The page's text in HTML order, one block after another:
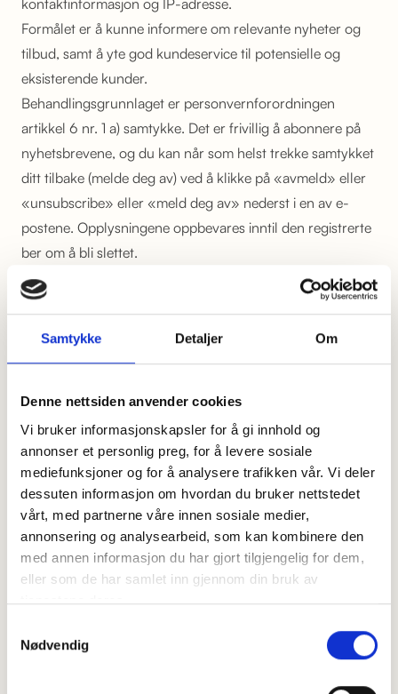
Samtykke Detaljer Om
Denne nettsiden anvender cookies
Vi bruker informasjonskapsler for å gi innhold og
annonser et personlig preg, for å levere sosiale
mediefunksjoner og for å analysere trafikken vår. Vi deler
dessuten informasjon om hvordan du bruker nettstedet
vårt, med partnerne våre innen sosiale medier,
annonsering og analysearbeid, som kan kombinere den
med annen informasjon du har gjort tilgjengelig for dem,
eller som de har samlet inn gjennom din bruk av
tjenestene deres.
Nødvendig
kontaktinformasjon og IP-adresse.
Formålet er å kunne informere om relevante nyheter og
tilbud, samt å yte god kundeservice til potensielle og
eksisterende kunder.
Behandlingsgrunnlaget er personvernforordningen
artikkel 6 nr. 1 a) samtykke. Det er frivillig å abonnere på
nyhetsbrevene, og du kan når som helst trekke samtykket
ditt tilbake (melde deg av) ved å klikke på «avmeld» eller
«unsubscribe» eller «meld deg av» nederst i en av e-
postene. Opplysningene oppbevares inntil den registrerte
ber om å bli slettet.
Når du søker på jobb hos oss behandler vi
personopplysninger som kontaktinformasjon, CV og
andre opplysninger vi trenger for å kunne vurdere
søknaden din. Behandlingsgrunnlaget er
personvernforordningen artikkel 6 nr. 1 b) avtale, og
eventuelt artikkel 9 nr. 2 b) og h) dersom søknaden din
inneholder særlige kategorier personopplysninger.
Opplysningene lagres så lenge det er relevant for
formålet, og slettes deretter.
For ansatte behandler vi personopplysninger som nevnt
over, i tillegg til opplysninger som er nødvendig for å
kunne utbetale lønn og ellers administrere
artikkel 9 nr. 2 b) og h) ved særlige kategorier